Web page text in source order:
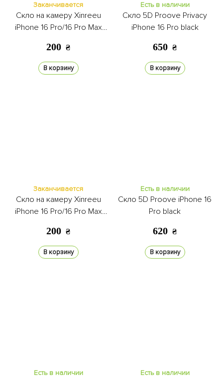
Заканчивается
Скло на камеру Xinreeu
iPhone 16 Pro/16 Pro Max
200 ₴
В корзину
Есть в наличии
Скло 5D Proove Privacy
iPhone 16 Pro black
650 ₴
В корзину
Заканчивается
Скло на камеру Xinreeu
iPhone 16 Pro/16 Pro Max
200 ₴
В корзину
Есть в наличии
Скло 5D Proove iPhone 16
Pro black
620 ₴
В корзину
Есть в наличии Есть в наличии